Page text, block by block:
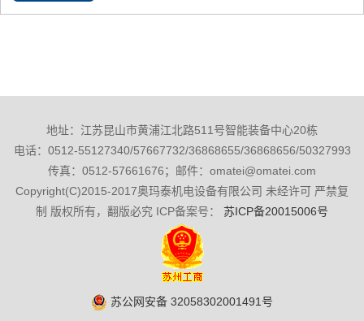
地址：江苏昆山市黄浦江北路511号智能装备中心20栋
电话：0512-55127340/57667732/36868655/36868656/50327993
传真：0512-57661676；邮件：omatei@omatei.com
Copyright(C)2015-2017奥玛泰机电设备有限公司 未经许可 严禁复
制 版权所有，翻版必究 ICP备案号：
苏ICP备20015006号
苏公网安备 32058302001491号